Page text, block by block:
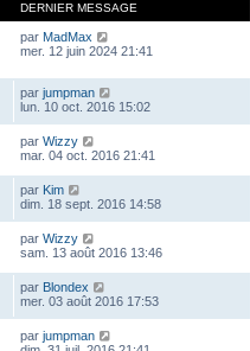
DERNIER MESSAGE
par MadMax
mer. 12 juin 2024 21:41
par jumpman
lun. 10 oct. 2016 15:02
par Wizzy
mar. 04 oct. 2016 21:41
par Kim
dim. 18 sept. 2016 14:58
par Wizzy
sam. 13 août 2016 13:46
par Blondex
mer. 03 août 2016 17:53
par jumpman